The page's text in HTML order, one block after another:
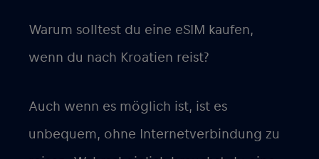
Warum solltest du eine eSIM kaufen,
wenn du nach Kroatien reist?
Auch wenn es möglich ist, ist es
unbequem, ohne Internetverbindung zu